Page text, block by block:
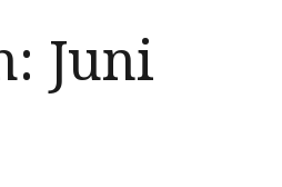
Juni